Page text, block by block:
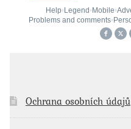
Ochrana osobních údajů